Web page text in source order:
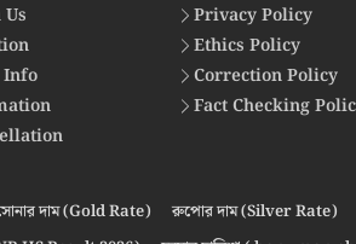
Info
Privacy Policy
Ethics Policy
Correction Policy
Fact Checking
দাম (Gold Rate)
রুপোর দাম (Silver Rate)